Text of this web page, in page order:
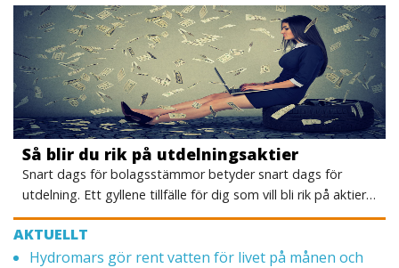
Så blir du rik på utdelningsaktier
Snart dags för bolagsstämmor betyder snart dags för
utdelning. Ett gyllene tillfälle för dig som vill bli rik på aktier…
AKTUELLT
Hydromars gör rent vatten för livet på månen och